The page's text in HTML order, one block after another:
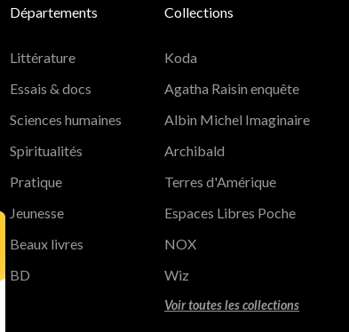
Départements
Littérature
Essais & docs
Sciences humaines
Spiritualités
Pratique
Jeunesse
Beaux livres
BD
Collections
Koda
Agatha Raisin enquête
Albin Michel Imaginaire
Archibald
Terres d'Amérique
Espaces Libres Poche
NOX
Wiz
Voir toutes les collections